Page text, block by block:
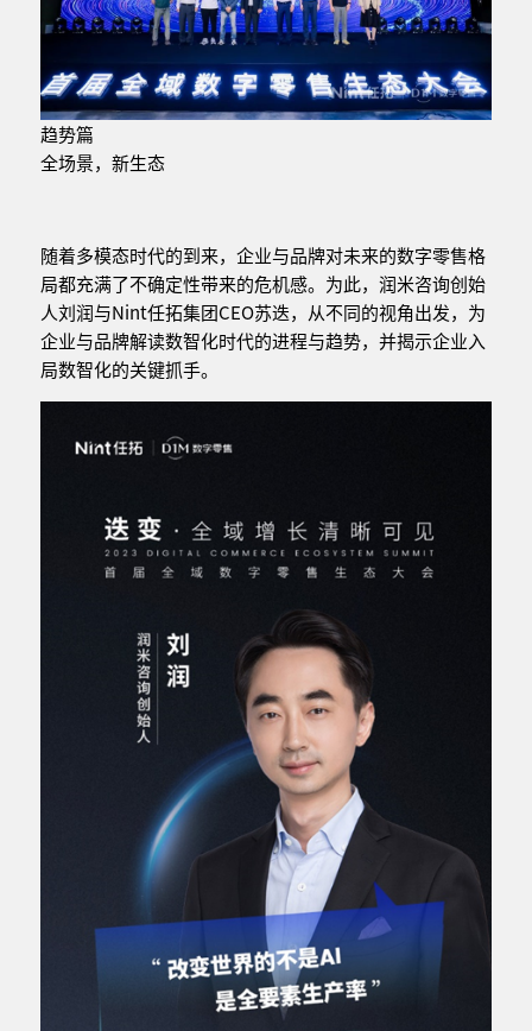
趋势篇
全场景，新生态
随着多模态时代的到来，企业与品牌对未来的数字零售格
局都充满了不确定性带来的危机感。为此，润米咨询创始
人刘润与Nint任拓集团CEO苏迭，从不同的视角出发，为
企业与品牌解读数智化时代的进程与趋势，并揭示企业入
局数智化的关键抓手。